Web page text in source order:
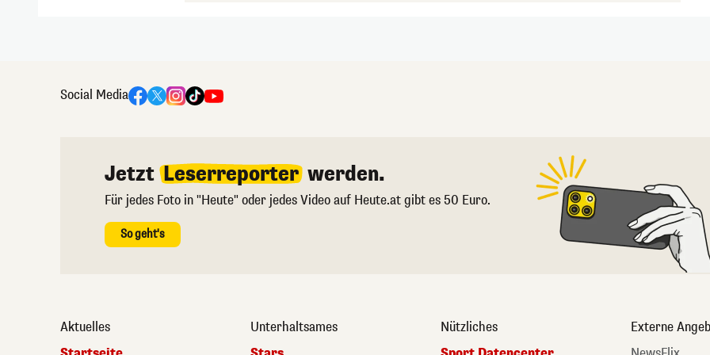
Social Media
Jetzt Leserreporter werden.
Für jedes Foto in "Heute" oder jedes Video auf Heute.at gibt es 50 Euro.
So geht's
Aktuelles
Unterhaltsames
Nützliches
Externe